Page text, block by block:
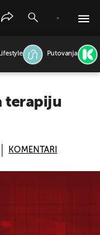
Lifestyle Putovanja
terapiju
KOMENTARI